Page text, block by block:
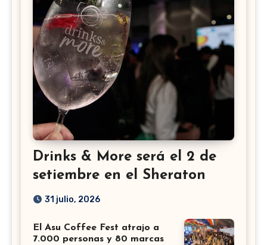
Drinks & More será el 2 de
setiembre en el Sheraton
31 julio, 2026
El Asu Coffee Fest atrajo a
7.000 personas y 80 marcas